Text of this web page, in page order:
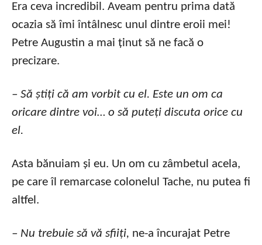
Era ceva incredibil. Aveam pentru prima dată
ocazia să îmi întâlnesc unul dintre eroii mei!
Petre Augustin a mai ținut să ne facă o
precizare.
– Să știți că am vorbit cu el. Este un om ca
oricare dintre voi… o să puteți discuta orice cu
el.
Asta bănuiam și eu. Un om cu zâmbetul acela,
pe care îl remarcase colonelul Tache, nu putea fi
altfel.
– Nu trebuie să vă sfiiți, ne-a încurajat Petre